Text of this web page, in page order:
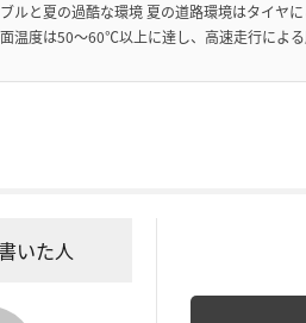
ルと夏の過酷な環境 夏の道路環境はタイヤ
温度は50〜60℃以上に達し、高速走行によ
いた人